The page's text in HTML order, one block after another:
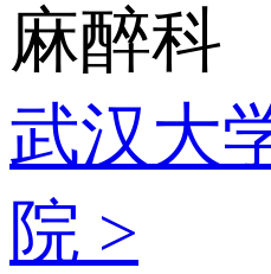
麻醉科
武汉大
院 >